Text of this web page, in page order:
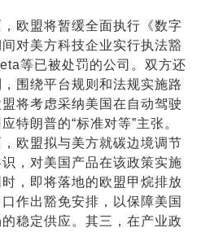
欧盟将暂缓全面执行《数字
对美方科技企业实行执法豁
等已被处罚的公司。双方还
围绕平台规则和法规实施路
将考虑采纳美国在自动驾驶
特朗普的“标准对等”主张。
欧盟拟与美方就碳边境调节
，对美国产品在该政策实施
，即将落地的欧盟甲烷排放
作出豁免安排，以保障美国
稳定供应。其三，在产业政